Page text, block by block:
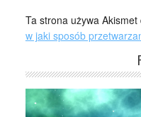
Ta strona używa
w jaki sposób